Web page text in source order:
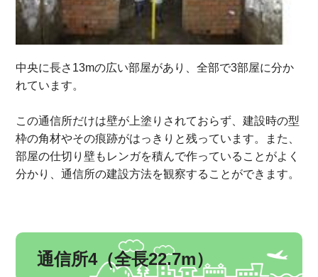
中央に長さ13mの広い部屋があり、全部で3部屋に分か
れています。
この通信所だけは壁が上塗りされておらず、建設時の型
枠の角材やその痕跡がはっきりと残っています。また、
部屋の仕切り壁もレンガを積んで作っていることがよく
分かり、通信所の建設方法を観察することができます。
通信所4（全長22.7m）